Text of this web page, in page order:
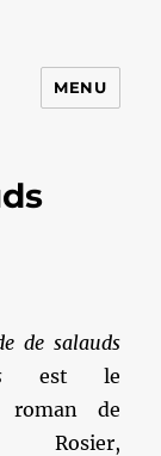
MENU
de salauds
est le
roman de
Rosier,